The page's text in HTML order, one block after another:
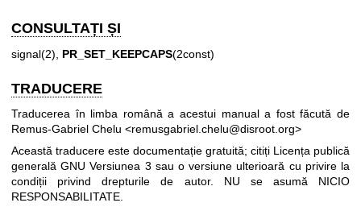
CONSULTAȚI ȘI
signal(2) PR_SET_KEEPCAPS(2const)
TRADUCERE
Traducerea în limba română a acestui manual a fost făcută de
Remus-Gabriel Chelu <remusgabriel.chelu@disroot.org>
Această traducere este documentație gratuită; citiți Licența publică
generală GNU Versiunea 3 sau o versiune ulterioară cu privire la
condiții privind drepturile de autor. NU se asumă NICIO
RESPONSABILITATE.